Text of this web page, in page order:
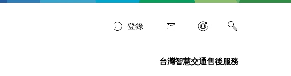
登錄
台灣智慧交通售後服務